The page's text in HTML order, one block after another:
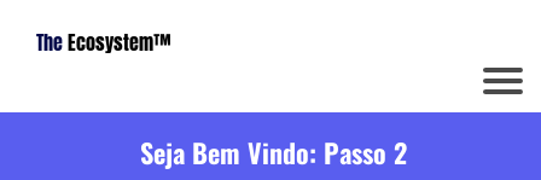
TheEcosystem™
Seja Bem Vindo: Passo 2